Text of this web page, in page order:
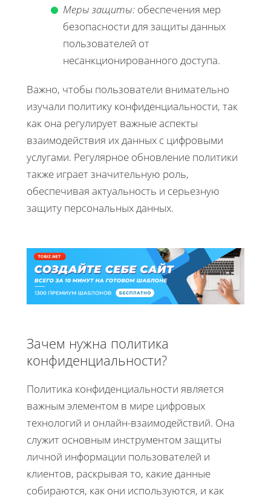
Меры защиты: обеспечения мер
безопасности для защиты данных
пользователей от
несанкционированного доступа.
Важно, чтобы пользователи внимательно
изучали политику конфиденциальности, так
как она регулирует важные аспекты
взаимодействия их данных с цифровыми
услугами. Регулярное обновление политики
также играет значительную роль,
обеспечивая актуальность и серьезную
защиту персональных данных.
Зачем нужна политика
конфиденциальности?
Политика конфиденциальности является
важным элементом в мире цифровых
технологий и онлайн-взаимодействий. Она
служит основным инструментом защиты
личной информации пользователей и
клиентов, раскрывая то, какие данные
собираются, как они используются, и как